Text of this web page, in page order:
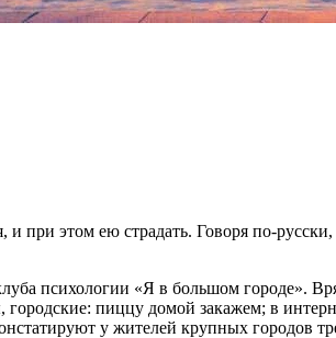
при этом ею страдать. Говоря по-
психологии «Я в большом городе».
пиццу домой закажем; в
у жителей крупных городов